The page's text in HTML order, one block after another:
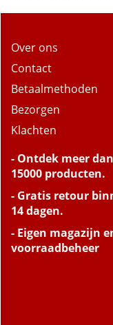
Over ons
Contact
Betaalmethoden
Bezorgen
Klachten
- Ontdek meer dan
15000 producten.
- Gratis retour
14 dagen.
- Eigen magazijn
voorraadbeheer